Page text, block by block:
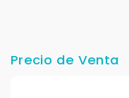
Precio de Venta